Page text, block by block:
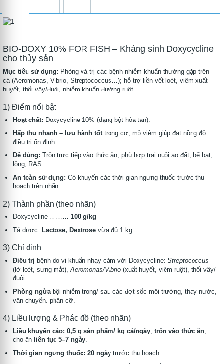
BIO-DOXY 10% FOR FISH – Kháng sinh Doxycycline
cho thủy sản
Mục tiêu sử dụng: Phòng và trị các bệnh nhiễm khuẩn thường gặp trên
cá (Aeromonas, Vibrio, Streptococcus…); hỗ trợ liền vết loét, viêm xuất
huyết, thối vây/đuôi, nhiễm khuẩn đường ruột.
1) Điểm nổi bật
Hoạt chất: Doxycycline 10% (dạng bột hòa tan).
Hấp thu nhanh – lưu hành tốttrong cơ, mô viêm giúp đạt nồng độ
điều trị ổn định.
Dễ dùng: Trộn trực tiếp vào thức ăn; phù hợp trại nuôi ao đất, bể bạt,
lồng, RAS.
An toàn sử dụng: Có khuyến cáo thời gian ngưng thuốc trước thu
hoạch trên nhãn.
2) Thành phần (theo nhãn)
Doxycycline ……… 100 g/kg
Tá dược: Lactose, Dextrose vừa đủ 1 kg
3) Chỉ định
Điều trị bệnh do vi khuẩn nhạy cảm với Doxycycline: Streptococcus
(lở loét, sưng mắt),Aeromonas/Vibrio (xuất huyết, viêm ruột), thối vây/
đuôi.
Phòng ngừabội nhiễm trong/ sau các đợt sốc môi trường, thay nước,
vận chuyển, phân cỡ.
4) Liều lượng & Phác đồ (theo nhãn)
Liều khuyến cáo: 0,5 g sản phẩm/ kg cá/ngày, trộn vào thức ăn,
cho ăn liên tục 5–7 ngày.
Thời gian ngưng thuốc: 20 ngày trước thu hoạch.